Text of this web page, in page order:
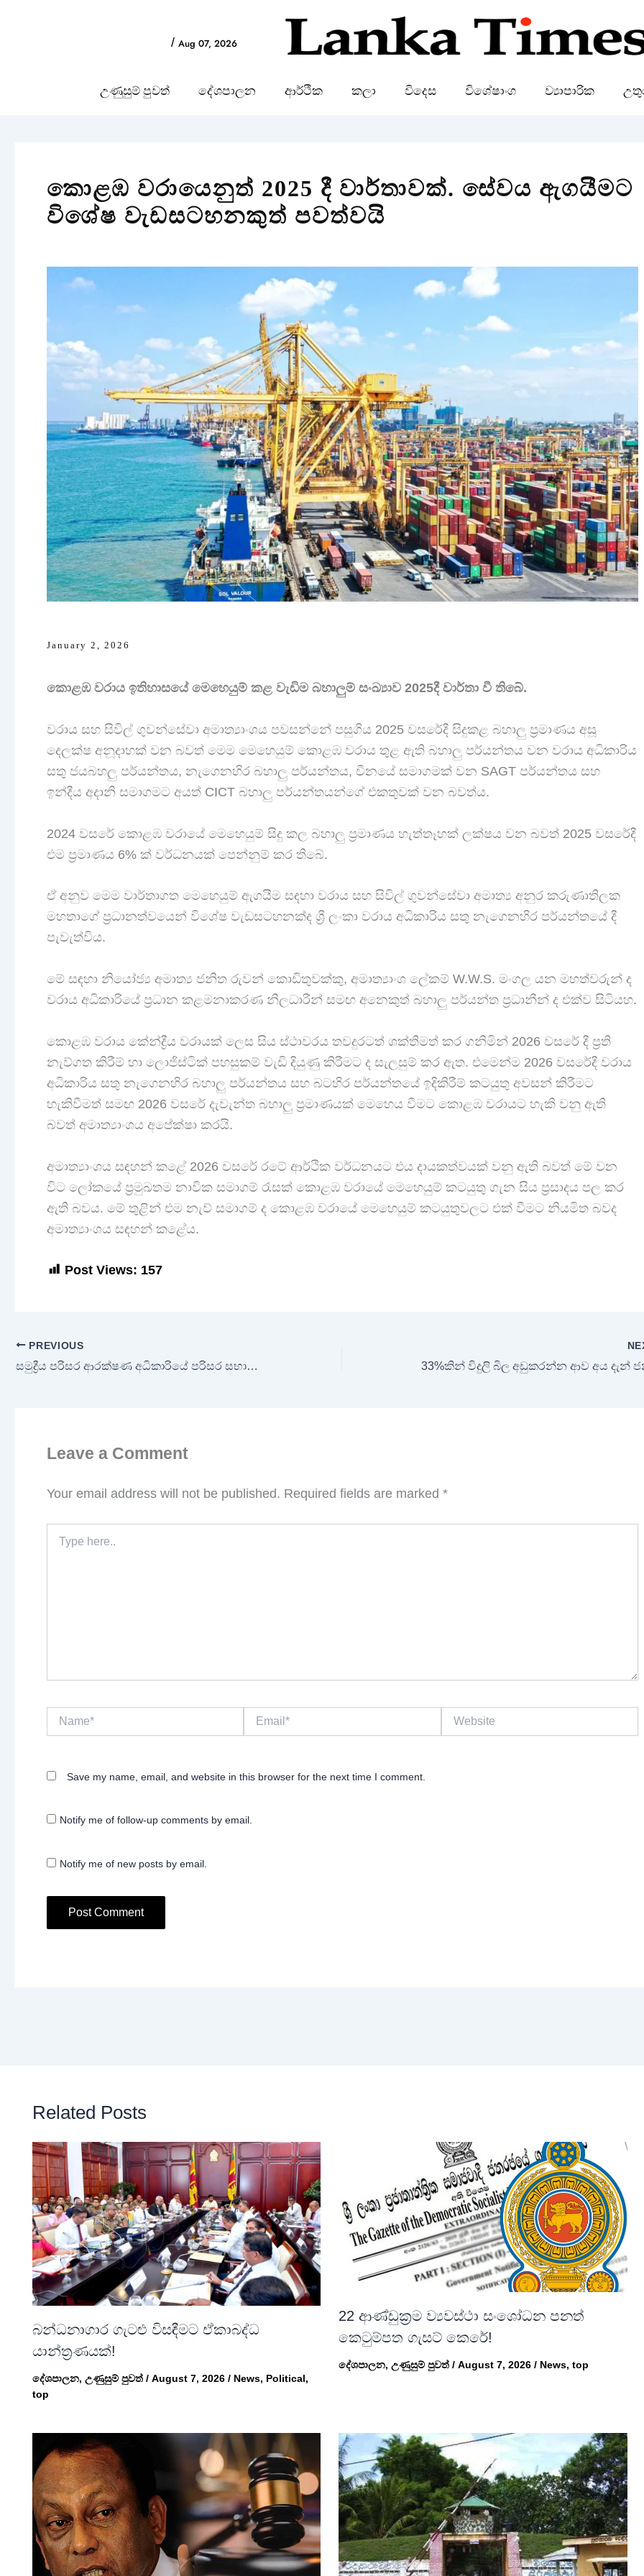
/ Aug 07, 2026
උණුසුම් පුවත් දේශපාලන ආර්ථික කලා විදෙස විශේෂාංග ව්‍යාපාරික
කොළඹ වරායෙනුත් 2025 දී වාර්තාවක්. සේවය ඇගයීමට
විශේෂ වැඩසටහනකුත් පවත්වයි
January 2, 2026
කොළඹ වරාය ඉතිහාසයේ මෙහෙයුම් කළ වැඩිම බහාලුම් සංඛ්‍යාව 2025දී වාර්තා වී තිබේ.
වරාය සහ සිවිල් ගුවන්සේවා අමාත්‍යාංශය පවසන්නේ පසුගිය 2025 වසරේදී සිදුකළ බහාලු ප්‍රමාණය අසූ
දෙලක්ෂ අනූදාහක් වන බවත් මෙම මෙහෙයුම් කොළඹ වරාය තුළ ඇති බහාලු පර්යන්තය වන වරාය අධිකාරිය
සතු ජයබහලු පර්යන්තය, නැගෙනහිර බහාලු පර්යන්තය, චීනයේ සමාගමක් වන SAGT පර්යන්තය සහ
ඉන්දීය අදානි සමාගමට අයත් CICT බහාලු පර්යන්තයන්ගේ එකතුවක් වන බවත්ය.
2024 වසරේ කොළඹ වරායේ මෙහෙයුම් සිදු කල බහාලු ප්‍රමාණය හැත්තෑහක් ලක්ෂය වන බවත් 2025 වසරේදී
එම ප්‍රමාණය 6% ක් වර්ධනයක් පෙන්නුම් කර තිබේ.
ඒ අනුව මෙම වාර්තාගත මෙහෙයුම් ඇගයීම සඳහා වරාය සහ සිවිල් ගුවන්සේවා අමාත්‍ය අනුර කරුණාතිලක
මහතාගේ ප්‍රධානත්වයෙන් විශේෂ වැඩසටහනක්ද ශ්‍රී ලංකා වරාය අධිකාරිය සතු නැගෙනහිර පර්යන්තයේ දී
පැවැත්විය.
මේ සඳහා නියෝජ්‍ය අමාත්‍ය ජනිත රුවන් කොඩිතුවක්කු, අමාත්‍යාංශ ලේකම් W.W.S. මංගල යන මහත්වරුන් ද
වරාය අධිකාරියේ ප්‍රධාන කළමනාකරණ නිලධාරීන් සමඟ අනෙකුත් බහාලු පර්යන්ත ප්‍රධානීන් ද එක්ව සිටියහ.
කොළඹ වරාය කේන්ද්‍රීය වරායක් ලෙස සිය ස්ථාවරය තවදුරටත් ශක්තිමත් කර ගනිමින් 2026 වසරේ දී ප්‍රති
නැව්ගත කිරීම් හා ලොජිස්ටික් පහසුකම් වැඩි දියුණු කිරීමට ද සැලසුම් කර ඇත. එමෙන්ම 2026 වසරේදී වරාය
අධිකාරිය සතු නැගෙනහිර බහාලු පර්යන්තය සහ බටහිර පර්යන්තයේ ඉදිකිරීම් කටයුතු අවසන් කිරීමට
හැකිවීමත් සමඟ 2026 වසරේ දැවැන්ත බහාලු ප්‍රමාණයක් මෙහෙය වීමට කොළඹ වරායට හැකි වනු ඇති
බවත් අමාත්‍යාංශය අපේක්ෂා කරයි.
අමාත්‍යාංශය සඳහන් කළේ 2026 වසරේ රටේ ආර්ථික වර්ධනයට එය දායකත්වයක් වනු ඇති බවත් මේ වන
විට ලෝකයේ ප්‍රමුඛතම නාවික සමාගම් රැසක් කොළඹ වරායේ මෙහෙයුම් කටයුතු ගැන සිය ප්‍රසාදය පල කර
ඇති බවය. මේ තුළින් එම නැව් සමාගම් ද කොළඹ වරායේ මෙහෙයුම් කටයුතුවලට එක් වීමට නියමිත බවද
අමාත්‍යාංශය සඳහන් කළේය.
Post Views: 157
PREVIOUS
සමුද්‍රීය පරිසර ආරක්ෂණ අධිකාරියේ පරිසර සභාව වසර දෙකකට පසු අද රැස්වෙයි!
Leave a Comment
Your email address will not be published. Required fields are marked *
here..
Name* Email* Website
Save my name, email, and website in this browser for the next time I comment.
Notify me of follow-up comments by email.
Notify me of new posts by email.
Related Posts
බන්ධනාගාර ගැටළු විසඳීමට ඒකාබද්ධ
යාන්ත්‍රණයක්!
දේශපාලන, උණුසුම් පුවත් / August 7, 2026 / News, Political,
top
22 ආණ්ඩුක්‍රම ව්‍යවස්ථා සංශෝධන පනත්
කෙටුම්පත ගැසට් කෙරේ!
දේශපාලන,උණුසුම් පුවත් /August 7, 2026/ News,top